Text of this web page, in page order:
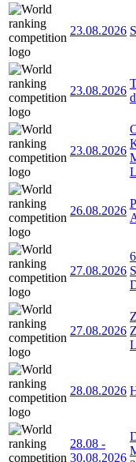
23.08.2026
23.08.2026
23.08.2026
26.08.2026
27.08.2026
27.08.2026
28.08.2026
28.08 -
30.08.2026